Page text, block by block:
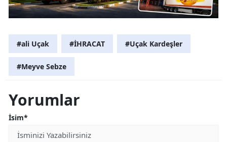
#ali Uçak #İHRACAT #Uçak Kardeşler
#Meyve Sebze
Yorumlar
İsim*